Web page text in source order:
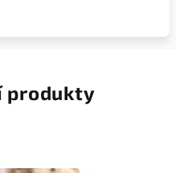
produkty